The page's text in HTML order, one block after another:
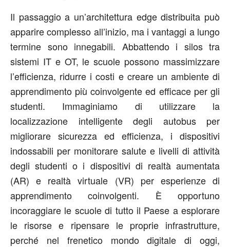
Il passaggio a un’architettura edge distribuita può
apparire complesso all’inizio, ma i vantaggi a lungo
termine sono innegabili. Abbattendo i silos tra
sistemi IT e OT, le scuole possono massimizzare
l’efficienza, ridurre i costi e creare un ambiente di
apprendimento più coinvolgente ed efficace per gli
studenti. Immaginiamo di utilizzare la
localizzazione intelligente degli autobus per
migliorare sicurezza ed efficienza, i dispositivi
indossabili per monitorare salute e livelli di attività
degli studenti o i dispositivi di realtà aumentata
(AR) e realtà virtuale (VR) per esperienze di
apprendimento coinvolgenti. È opportuno
incoraggiare le scuole di tutto il Paese a esplorare
le risorse e ripensare le proprie infrastrutture,
perché nel frenetico mondo digitale di oggi,